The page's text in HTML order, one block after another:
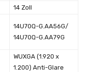
14 Zoll
14U70Q-G.AA56G/
14U70Q-G.AA79G
WUXGA (1.920 x
1.200) Anti-Glare